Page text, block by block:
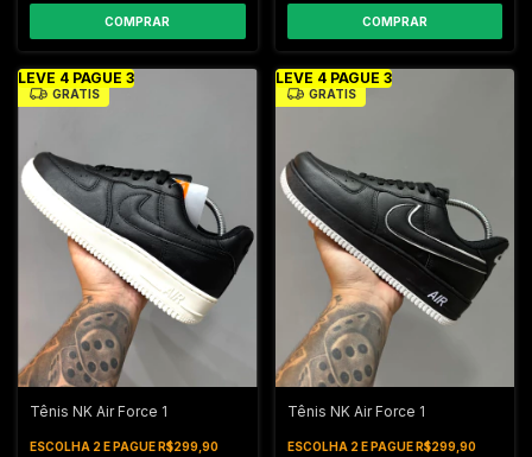
COMPRAR COMPRAR
LEVE 4 PAGUE 3
GRÁTIS
Tênis NK Air Force 1
ESCOLHA 2 E PAGUE R$299,90
LEVE 4 PAGUE 3
GRÁTIS
Tênis NK Air Force 1
ESCOLHA 2 E PAGUE R$299,90